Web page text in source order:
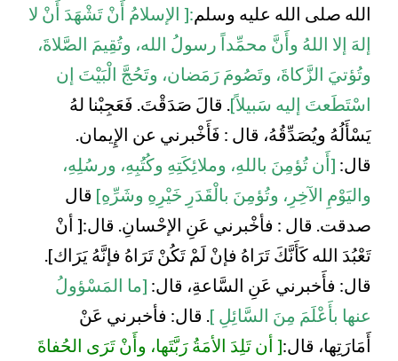
الله صلى الله عليه وسلم :[ الإسلامُ أَنْ تَشْهَدَ أَنْ لا
إلهَ إلا اللهُ وأَنَّ محمِّداً رسولُ الله، وتُقِيمَ الصَّلاةَ،
وتُؤتيَ الزَّكاةَ، وتَصُومَ رَمَضان، وتَحُجَّ الْبَيْتَ إن
اسْتَطَعتَ إليه سَبيلاً] . قالَ صَدَقْتَ. فَعَجِبْنا لهُ
يَسْأَلُهُ ويُصَدِّقُهُ، قال : فَأَخْبرني عن الإِيمان.
قال: [أَن تُؤمِنَ باللهِ، وملائِكَتِهِ وكُتُبِهِ، ورسُلِهِ،
واليَوْمِ الآخِرِ، وتُؤمِنَ بالْقَدَرِ خَيْرِهِ وشَرِّهِ] قال
صدقت. قال : فأخْبرني عَنِ الإحْسانِ. قال:[ أنْ
تَعْبُدَ الله كَأَنَّكَ تَرَاهُ فإنْ لَمْ تَكُنْ تَرَاهُ فإنَّهُ يَرَاك].
قال: فأَخبرني عَنِ السَّاعةِ، قال: [ما المَسْؤولُ
عنها بأَعْلَمَ مِنَ السَّائِلِ ] . قال: فأخبرني عَنْ
أَمَارَتِها، قال:[ أن تَلِدَ الأمَةُ رَبَّتَها، وأَنْ تَرَى الحُفاةَ